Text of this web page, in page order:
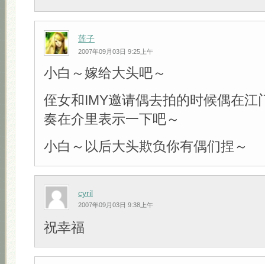
莲子
2007年09月03日 9:25上午
小白～嫁给大头吧～
侄女和IMY邀请偶去拍的时候偶在江
奏在介里表示一下吧～
小白～以后大头欺负你有偶们捏～
cyril
2007年09月03日 9:38上午
祝幸福